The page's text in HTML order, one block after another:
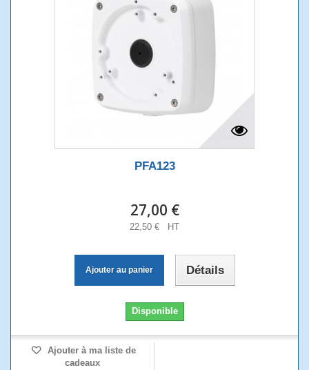
PFA123
27,00 €
22,50 € HT
Ajouter au panier Détails
Disponible
Ajouter à ma liste de
cadeaux